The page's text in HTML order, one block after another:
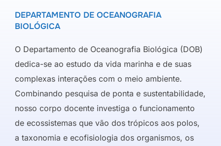
DEPARTAMENTO DE OCEANOGRAFIA
BIOLÓGICA
O Departamento de Oceanografia Biológica (DOB)
dedica-se ao estudo da vida marinha e de suas
complexas interações com o meio ambiente.
Combinando pesquisa de ponta e sustentabilidade,
nosso corpo docente investiga o funcionamento
de ecossistemas que vão dos trópicos aos polos,
a taxonomia e ecofisiologia dos organismos, os